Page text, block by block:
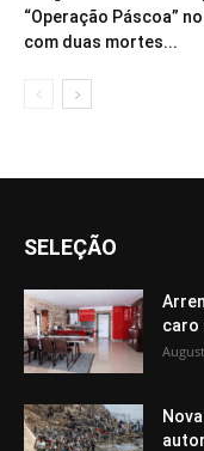
“Operação Páscoa”
com duas mortes...
SELEÇÃO
caro